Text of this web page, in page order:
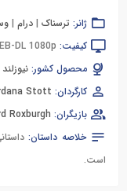
ژانر: ترسناک | درام |
کیفیت: DL 1080p
محصول کشور: نیوزلند
کارگردان: Stott
بازیگران: Roxburgh
خلاصه داستان:
است.